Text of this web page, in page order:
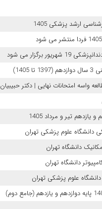
ارشد پزشکی 1405
برگزار می شود
واسه امتحانات نهایی | دکتر حبیبیان
یازدهم تیر و مرداد 1405
دانشگاه علوم پزشکی تهران
دانشگاه تهران
دانشگاه تهران
دانشگاه علوم پزشکی تهران